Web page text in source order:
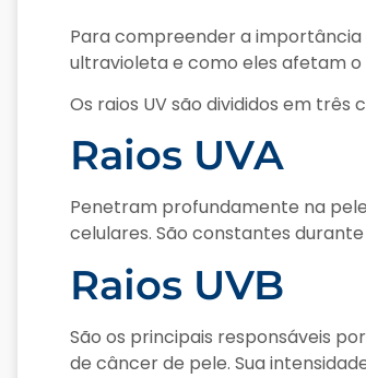
Para compreender a importância
ultravioleta e como eles afetam o
Os raios UV são divididos em três
Raios UVA
Penetram profundamente na
celulares. São constantes
Raios UVB
São os principais responsáveis
de câncer de pele. Sua